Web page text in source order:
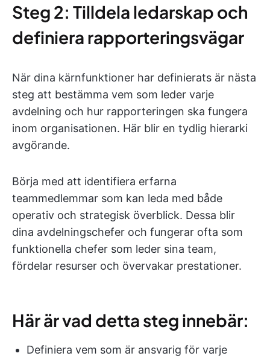
Steg 2: Tilldela ledarskap och
definiera rapporteringsvägar
När dina kärnfunktioner har definierats är nästa
steg att bestämma vem som leder varje
avdelning och hur rapporteringen ska fungera
inom organisationen. Här blir en tydlig hierarki
avgörande.
Börja med att identifiera erfarna
teammedlemmar som kan leda med både
operativ och strategisk överblick. Dessa blir
dina avdelningschefer och fungerar ofta som
funktionella chefer som leder sina team,
fördelar resurser och övervakar prestationer.
Här är vad detta steg innebär:
Definiera vem som är ansvarig för varje